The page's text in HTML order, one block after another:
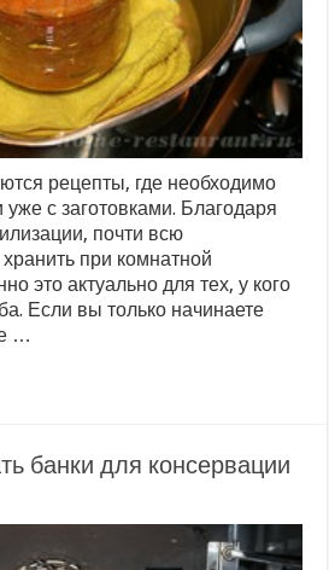
рецепты, где необходимо
уже с заготовками. Благодаря
почти всю
при комнатной
это актуально для тех, у кого
Если вы только начинаете
…
банки для консервации